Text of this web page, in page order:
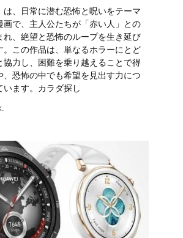
は、日常に潜む恐怖と呪いをテーマ
画で、主人公たちが「赤い人」との
れ、絶望と恐怖のループを生き延び
。この作品は、単なるホラーにとど
協力し、困難を乗り越えることで得
、恐怖の中でも希望を見出す力につ
います。カラダ探し